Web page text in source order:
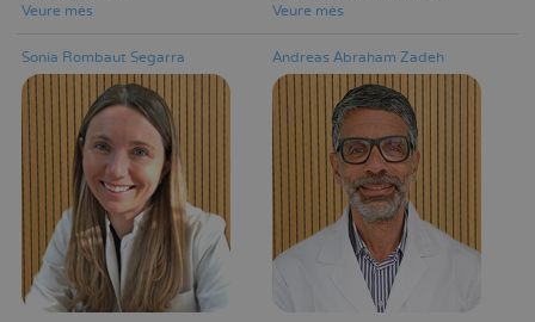
Veure mès
Veure mès
Sonia Rombaut Segarra Andreas Abraham Zadeh